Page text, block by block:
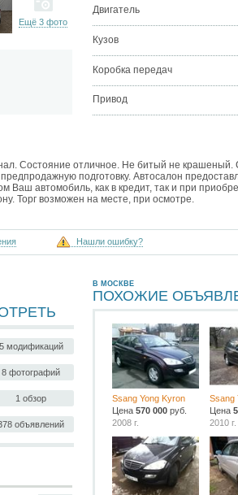
Ещё 3 фото
Двигатель
Кузов
Коробка передач
Привод
Состояние отличное. Не битый не крашеный.
подготовку. Автосалон
Ваш автомобиль, как в кредит, так и при
Торг возможен на месте, при осмотре.
Нашли ошибку?
5 модификаций
8 фотографий
1 обзор
объявлений
В МОСКВЕ
ПОХОЖИЕ
Ssang Yong Kyron
Цена570 000 руб.
2008 г.
Ssang
Цена
2010 г.